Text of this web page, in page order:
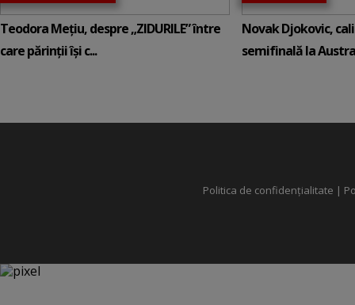
Teodora Mețiu, despre „ZIDURILE” între
care părinții își c...
Novak Djokovic,
semifinală la
Politica de confidențialitate |